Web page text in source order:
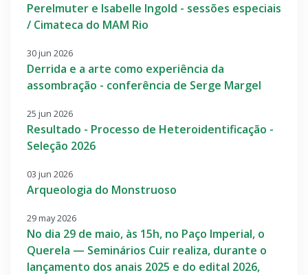
Perelmuter e Isabelle Ingold - sessões especiais
/ Cimateca do MAM Rio
30 jun 2026
Derrida e a arte como experiência da
assombração - conferência de Serge Margel
25 jun 2026
Resultado - Processo de Heteroidentificação -
Seleção 2026
03 jun 2026
Arqueologia do Monstruoso
29 may 2026
No dia 29 de maio, às 15h, no Paço Imperial, o
Querela — Seminários Cuir realiza, durante o
lançamento dos anais 2025 e do edital 2026,